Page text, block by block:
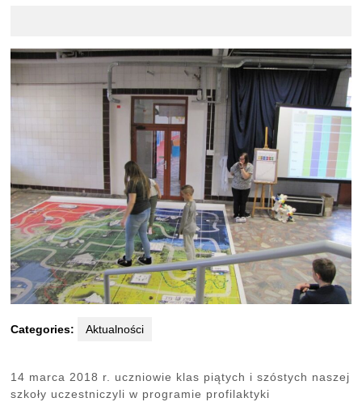
Categories: Aktualności
14 marca 2018 r. uczniowie klas piątych i szóstych naszej
szkoły uczestniczyli w programie profilaktyki